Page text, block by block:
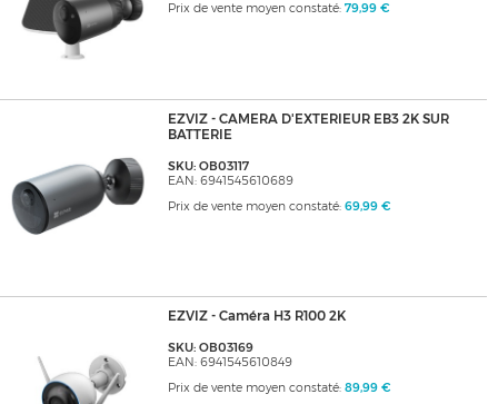
Prix de vente moyen constaté: 79,99 €
EZVIZ - CAMERA D'EXTERIEUR EB3 2K SUR
BATTERIE
SKU: OB03117
EAN: 6941545610689
Prix de vente moyen constaté: 69,99 €
EZVIZ - Caméra H3 R100 2K
SKU: OB03169
EAN: 6941545610849
Prix de vente moyen constaté: 89,99 €